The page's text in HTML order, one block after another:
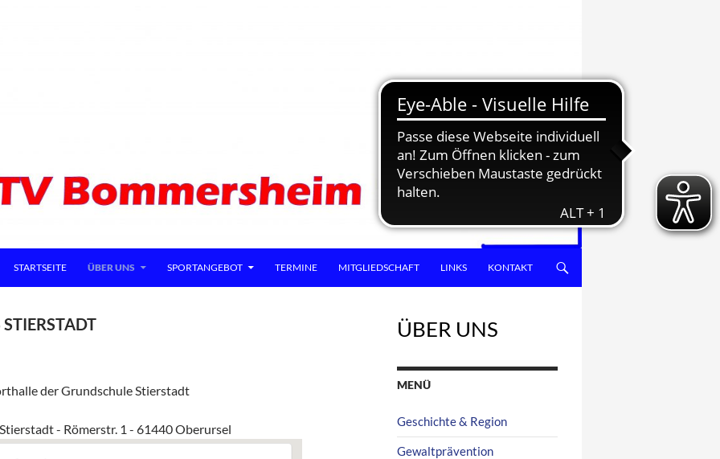
STARTSEITE
ÜBER UNS SPORTANGEBOT TERMINE MITGLIEDSCHAFT LINKS KONTAKT
STIERSTADT
der Grundschule Stierstadt
- Römerstr. 1 - 61440 Oberursel
ÜBER UNS
MENÜ
Geschichte & Region
Gewaltprävention